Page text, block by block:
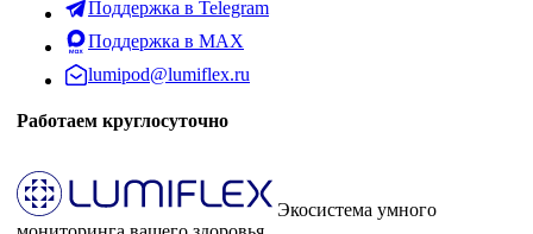
Поддержка в Telegram
Поддержка в MAX
lumipod@lumiflex.ru
Работаем круглосуточно
Экосистема умного